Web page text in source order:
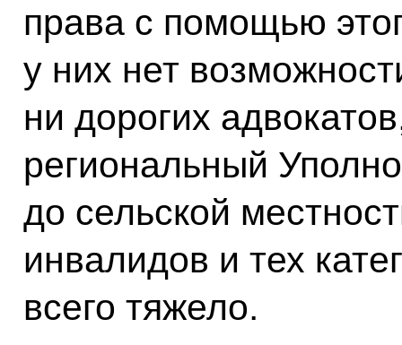
права с помощью
у них нет
ни дорогих
региональный
до сельской
инвалидов и тех
всего тяжело.